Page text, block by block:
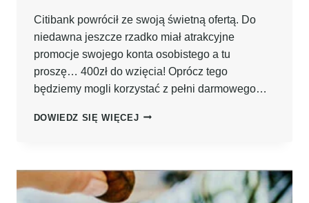
Citibank powrócił ze swoją świetną ofertą. Do
niedawna jeszcze rzadko miał atrakcyjne
promocje swojego konta osobistego a tu
proszę… 400zł do wzięcia! Oprócz tego
będziemy mogli korzystać z pełni darmowego…
DOWIEDZ SIĘ WIĘCEJAŻ
PO
ZAŁOŻENIU
DARMOWEGO